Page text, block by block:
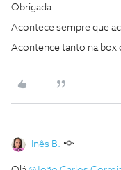
Obrigada
Acontece sempre que
Acontence tanto na box
Inês B.